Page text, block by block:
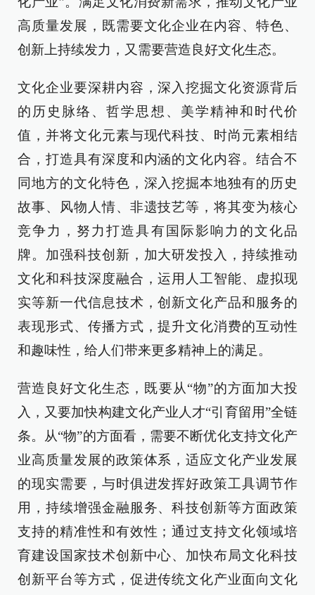
高质量发展，既需要文化企业在内容、特色、
创新上持续发力，又需要营造良好文化生态。
文化企业要深耕内容，深入挖掘文化资源背后
的历史脉络、哲学思想、美学精神和时代价
值，并将文化元素与现代科技、时尚元素相结
合，打造具有深度和内涵的文化内容。结合不
同地方的文化特色，深入挖掘本地独有的历史
故事、风物人情、非遗技艺等，将其变为核心
竞争力，努力打造具有国际影响力的文化品
牌。加强科技创新，加大研发投入，持续推动
文化和科技深度融合，运用人工智能、虚拟现
实等新一代信息技术，创新文化产品和服务的
表现形式、传播方式，提升文化消费的互动性
和趣味性，给人们带来更多精神上的满足。
营造良好文化生态，既要从“物”的方面加大投
入，又要加快构建文化产业人才“引育留用”全链
条。从“物”的方面看，需要不断优化支持文化产
业高质量发展的政策体系，适应文化产业发展
的现实需要，与时俱进发挥好政策工具调节作
用，持续增强金融服务、科技创新等方面政策
支持的精准性和有效性；通过支持文化领域培
育建设国家技术创新中心、加快布局文化科技
创新平台等方式，促进传统文化产业面向文化